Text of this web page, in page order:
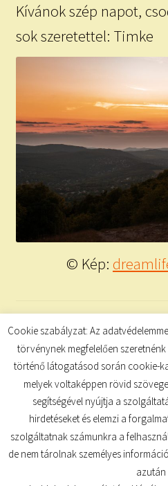
Kívánok szép napot,
sok szeretettel: Timke
© Kép:
Tags: csodás napot,hétvége,
megerősítések,szép hétvégét,vers
© TUDATKULCS 2026
Cookie szabályzat: Az
törvénynek megfelelően
történő látogatásod során cookie-
melyek voltaképpen rövid
segítségével nyújtja a
hirdetéseket és elemzi a
szolgáltatnak számunkra a
de nem tárolnak személyes
azután